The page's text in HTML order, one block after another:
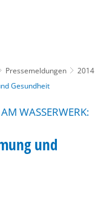
Pressemeldungen
2014
Gesundheit
WASSERWERK:
und